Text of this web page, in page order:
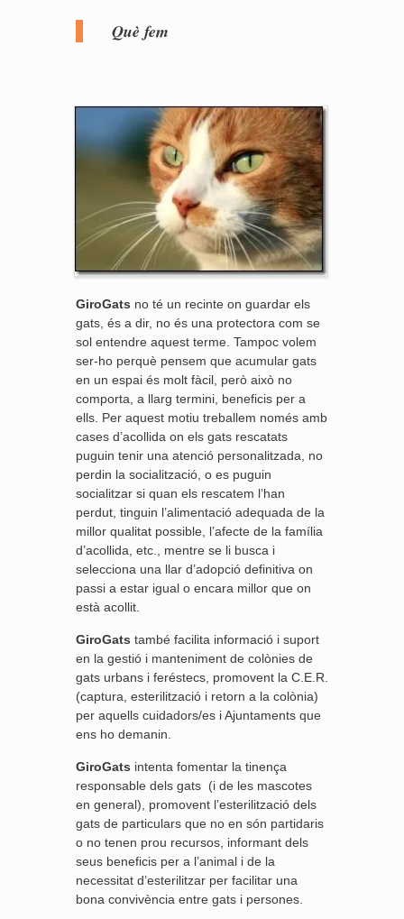
Què fem
GiroGats no té un recinte on guardar els
gats, és a dir, no és una protectora com se
sol entendre aquest terme. Tampoc volem
ser-ho perquè pensem que acumular gats
en un espai és molt fàcil, però això no
comporta, a llarg termini, beneficis per a
ells. Per aquest motiu treballem només amb
cases d’acollida on els gats rescatats
puguin tenir una atenció personalitzada, no
perdin la socialització, o es puguin
socialitzar si quan els rescatem l’han
perdut, tinguin l’alimentació adequada de la
millor qualitat possible, l’afecte de la família
d’acollida, etc., mentre se li busca i
selecciona una llar d’adopció definitiva on
passi a estar igual o encara millor que on
està acollit.
GiroGats també facilita informació i suport
en la gestió i manteniment de colònies de
gats urbans i feréstecs, promovent la C.E.R.
(captura, esterilització i retorn a la colònia)
per aquells cuidadors/es i Ajuntaments que
ens ho demanin.
GiroGats intenta fomentar la tinença
responsable dels gats (i de les mascotes
en general), promovent l’esterilització dels
gats de particulars que no en són partidaris
o no tenen prou recursos, informant dels
seus beneficis per a l’animal i de la
necessitat d’esterilitzar per facilitar una
bona convivència entre gats i persones.